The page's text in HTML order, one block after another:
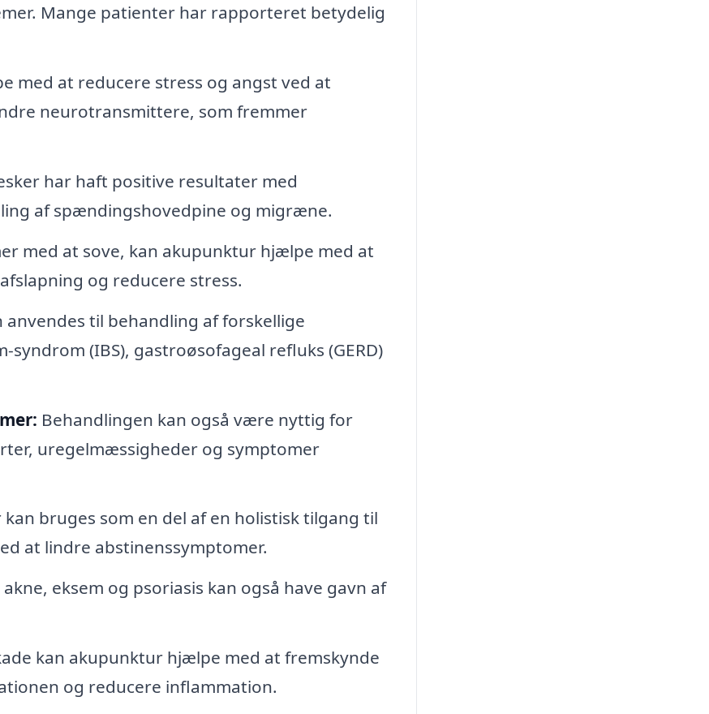
Mange patienter har rapporteret betydelig
med at reducere stress og angst ved at
neurotransmittere, som fremmer
har haft positive resultater med
af spændingshovedpine og migræne.
med at sove, kan akupunktur hjælpe med at
og reducere stress.
til behandling af forskellige
(IBS), gastroøsofageal refluks (GERD)
Behandlingen kan også være nyttig for
uregelmæssigheder og symptomer
bruges som en del af en holistisk tilgang til
at lindre abstinenssymptomer.
eksem og psoriasis kan også have gavn af
kan akupunktur hjælpe med at fremskynde
og reducere inflammation.